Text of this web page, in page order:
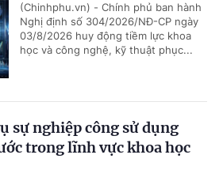
(Chinhphu.vn) - Chính phủ ban hành
Nghị định số 304/2026/NĐ-CP ngày
03/8/2026 huy động tiềm lực khoa
học và công nghệ, kỹ thuật phục...
sự nghiệp công sử dụng
trong lĩnh vực khoa học